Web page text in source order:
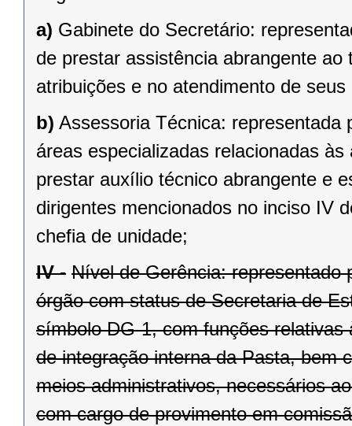
a) Gabinete do Secretário:
de prestar assistência abrangente
atribuições e no atendimento de
b) Assessoria Técnica: representada
áreas especializadas relacionadas
prestar auxílio técnico abrangente e
dirigentes mencionados no inciso IV
chefia de unidade;
IV - Nível de Gerência: representado
órgão com status de Secretaria de
símbolo DG-1, com funções
de integração interna da Pasta, bem
meios administrativos, necessários
com cargo de provimento em